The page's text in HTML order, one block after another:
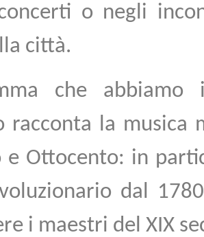
o negli
città.
che abbiamo
racconta la musica
e Ottocento: in
dal
i maestri del XIX